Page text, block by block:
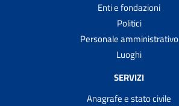
Enti e fondazioni
Politici
Personale amministrativo
Luoghi
SERVIZI
Anagrafe e stato civile